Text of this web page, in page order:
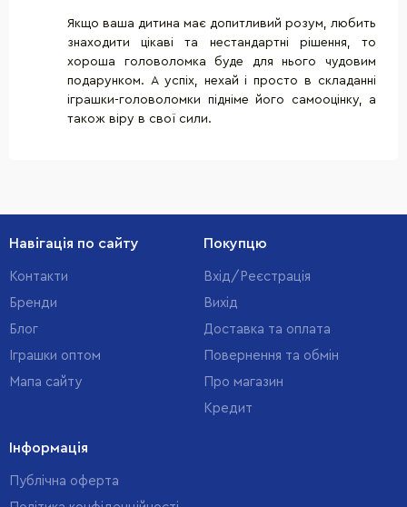
Якщо ваша дитина має допитливий розум, любить
знаходити цікаві та нестандартні рішення, то
хороша головоломка буде для нього чудовим
подарунком. А успіх, нехай і просто в складанні
іграшки-головоломки підніме його самооцінку, а
також віру в свої сили.
Навігація по сайту
Контакти
Бренди
Блог
Іграшки оптом
Мапа сайту
Покупцю
Вхід/Реєстрація
Вихід
Доставка та оплата
Повернення та обмін
Про магазин
Кредит
Інформація
Публічна оферта